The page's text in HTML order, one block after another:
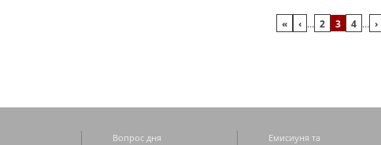
« ‹ … 2 3 4 … ›
Вопрос дня Емисиуня та